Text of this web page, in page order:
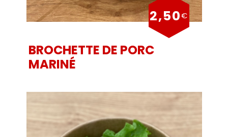
BROCHETTE DE PORC
MARINÉ
2,50€